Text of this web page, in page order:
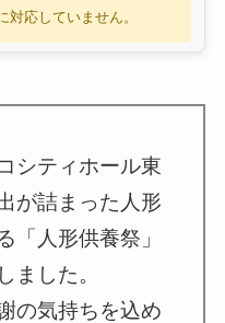
応していません。
シティホール東
が詰まった人形
「人形供養祭」
ました。
の気持ちを込め